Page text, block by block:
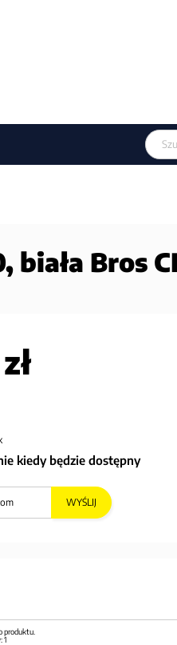
Szukaj
Bros
kiedy będzie dostępny
WYŚLIJ
produktu.
1